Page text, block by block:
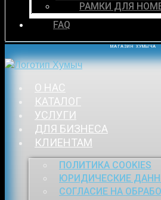
РАМКИ ДЛЯ
FAQ
МАГАЗИН ХУМЫЧА
О НАС
КАТАЛОГ
УСЛУГИ
ДЛЯ БИЗНЕСА
КЛИЕНТАМ
ПОЛИТИКА COOKIES
ЮРИДИЧЕСКИЕ
СОГЛАСИЕ НА